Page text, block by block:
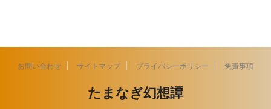
お問い合わせ サイトマップ プライバシーポリシー 免責事項
たまなぎ幻想譚